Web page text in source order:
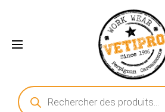
Recherche
de
produits